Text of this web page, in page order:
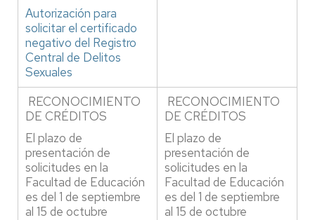
Autorización para
solicitar el certificado
negativo del Registro
Central de Delitos
Sexuales
RECONOCIMIENTO
DE CRÉDITOS
El plazo de
presentación de
solicitudes en la
Facultad de Educación
es del 1 de septiembre
al 15 de octubre
RECONOCIMIENTO
DE CRÉDITOS
El plazo de
presentación de
solicitudes en la
Facultad de Educación
es del 1 de septiembre
al 15 de octubre